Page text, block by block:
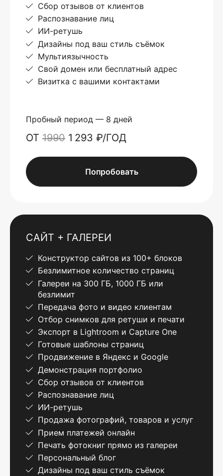
Сбор отзывов от клиентов
Распознавание лиц
ИИ-ретушь
Дизайны под ваш стиль съёмок
Мультиязычность
Свой домен или бесплатный адрес
Визитка с вашими контактами
Пробный период — 8 дней
ОТ 1990 1 293 ₽/ГОД
Попробовать
САЙТ + ГАЛЕРЕИ
Конструктор сайтов из 100+ блоков
Безлимитное количество страниц
Галереи на 300 ГБ, 1000 ГБ или
безлимит
Передача фото и видео клиентам
Отбор снимков для ретуши и печати
Экспорт в Lightroom и Capture One
Готовые шаблоны страниц
Продвижение в Яндекс и Google
Демонстрация портфолио
Сбор отзывов от клиентов
Распознавание лиц
ИИ-ретушь
Продажа фотографий, товаров и услуг
Прием платежей онлайн
Печать фотокниг прямо из галереи
Персональный блог
Дизайны под ваш стиль съёмок